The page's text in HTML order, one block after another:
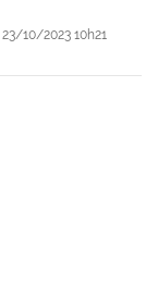
23/10/2023 10h21